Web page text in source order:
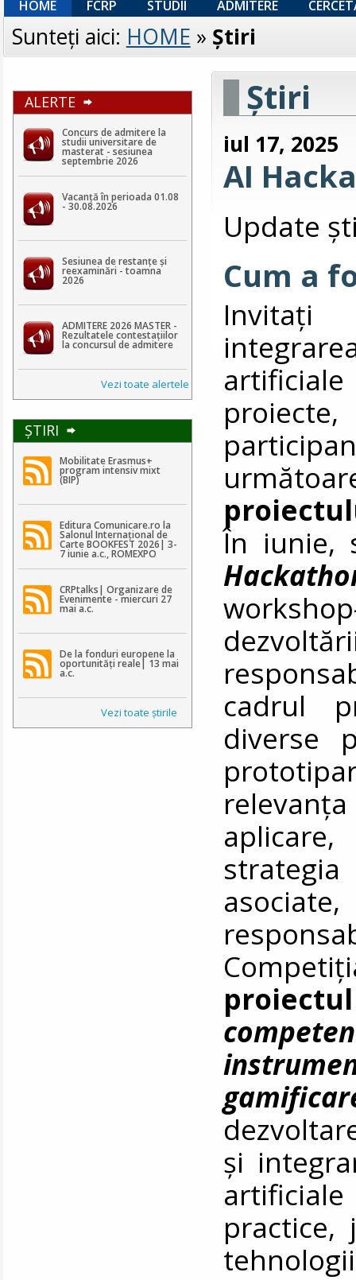
HOME FCRP STUDII ADMITERE
Sunteţi aici: HOME » Ştiri
ALERTE
Concurs de admitere la
studii universitare de
masterat - sesiunea
septembrie 2026
Vacanță în perioada 01.08
- 30.08.2026
Sesiunea de restanțe și
reexaminări - toamna
2026
ADMITERE 2026 MASTER -
Rezultatele contestaţiilor
la concursul de admitere
Vezi toate alertele
ŞTIRI
Mobilitate Erasmus+
program intensiv mixt
(BIP)
Editura Comunicare.ro la
Salonul Internațional de
Carte BOOKFEST 2026| 3-
7 iunie a.c., ROMEXPO
CRPtalks| Organizare de
Evenimente - miercuri 27
mai a.c.
De la fonduri europene la
oportunități reale| 13 mai
a.c.
Vezi toate ştirile
Ştiri
iul 17, 2025
AI
Update
Cum a
Invitați
În iunie,
cadrul
diverse
proiectul
și
practice,